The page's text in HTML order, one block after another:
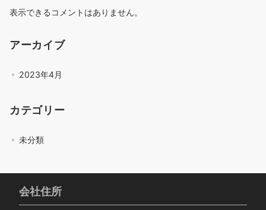
表示できるコメントはありません。
アーカイブ
2023年4月
カテゴリー
未分類
会社住所